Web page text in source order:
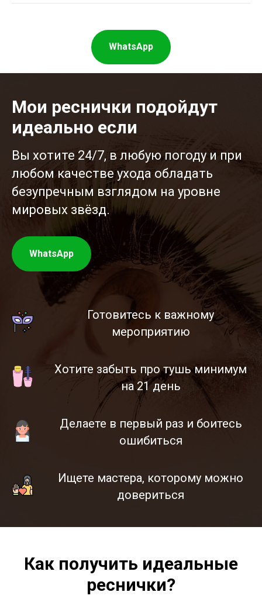
WhatsApp
Мои реснички подойдут
идеально если
Вы хотите 24/7, в любую погоду и при
любом качестве ухода обладать
безупречным взглядом на уровне
мировых звёзд.
WhatsApp
Готовитесь к важному
мероприятию
Хотите забыть про тушь минимум
на 21 день
Делаете в первый раз и боитесь
ошибиться
Ищете мастера, которому можно
довериться
Как получить идеальные
реснички?